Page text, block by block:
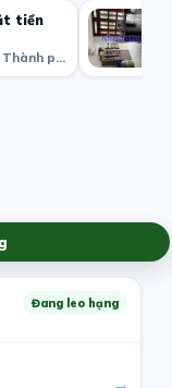
tiền
20 Tỷ · Đường Dã Tượng, Phường 5, Thành phố Đà Lạt, Lâm Đồng, Việt Nam
Đang leo hạng
→